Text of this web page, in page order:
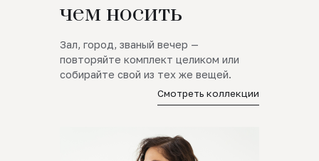
чем носить
Зал, город, званый вечер —
повторяйте комплект целиком или
собирайте свой из тех же вещей.
Смотреть коллекции